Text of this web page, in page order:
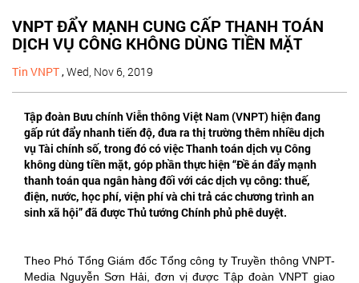
VNPT ĐẨY MẠNH CUNG CẤP THANH TOÁN
DỊCH VỤ CÔNG KHÔNG DÙNG TIỀN MẶT
Tin VNPT,Wed, Nov 6, 2019
Tập đoàn Bưu chính Viễn thông Việt Nam (VNPT) hiện đang
gấp rút đẩy nhanh tiến độ, đưa ra thị trường thêm nhiều dịch
vụ Tài chính số, trong đó có việc Thanh toán dịch vụ Công
không dùng tiền mặt, góp phần thực hiện “Đề án đẩy mạnh
thanh toán qua ngân hàng đối với các dịch vụ công: thuế,
điện, nước, học phí, viện phí và chi trả các chương trình an
sinh xã hội” đã được Thủ tướng Chính phủ phê duyệt.
Theo Phó Tổng Giám đốc Tổng công ty Truyền thông VNPT-
Media Nguyễn Sơn Hải, đơn vị được Tập đoàn VNPT giao